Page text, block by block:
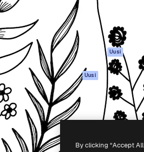
Tekoälyllä toimiva
äänigeneraattori
Kuvapankkisisältö
MCP
Claudelle ja
ChatGPT:lle
Uusi
Agentit Uusi
API
Mobiilisovellus
Kaikki Magnific-
työkalut
By clicking “Accept